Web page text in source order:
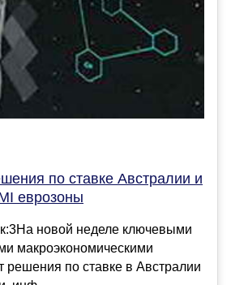
по ставке Австралии и
еврозоны
новой неделе ключевыми
макроэкономическими
решения по ставке в Австралии